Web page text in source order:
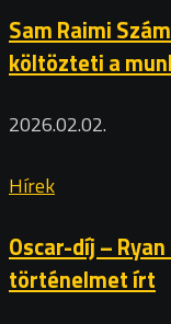
Sam Raimi
költözteti a
2026.02.02.
Hírek
Oscar-díj –
történelmet írt